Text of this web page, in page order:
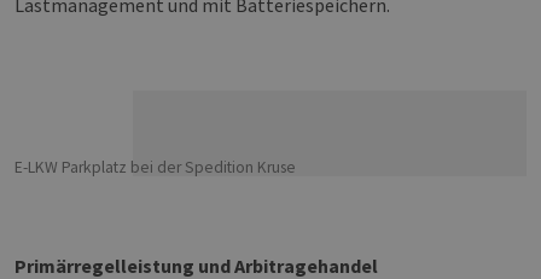
E-LKW Parkplatz bei der Spedition Kruse
Primärregelleistung und Arbitragehandel